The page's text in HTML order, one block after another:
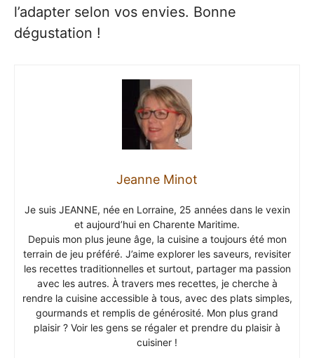
l’adapter selon vos envies. Bonne
dégustation !
Jeanne Minot
Je suis JEANNE, née en Lorraine, 25 années dans le vexin
et aujourd’hui en Charente Maritime.
Depuis mon plus jeune âge, la cuisine a toujours été mon
terrain de jeu préféré. J’aime explorer les saveurs, revisiter
les recettes traditionnelles et surtout, partager ma passion
avec les autres. À travers mes recettes, je cherche à
rendre la cuisine accessible à tous, avec des plats simples,
gourmands et remplis de générosité. Mon plus grand
plaisir ? Voir les gens se régaler et prendre du plaisir à
cuisiner !